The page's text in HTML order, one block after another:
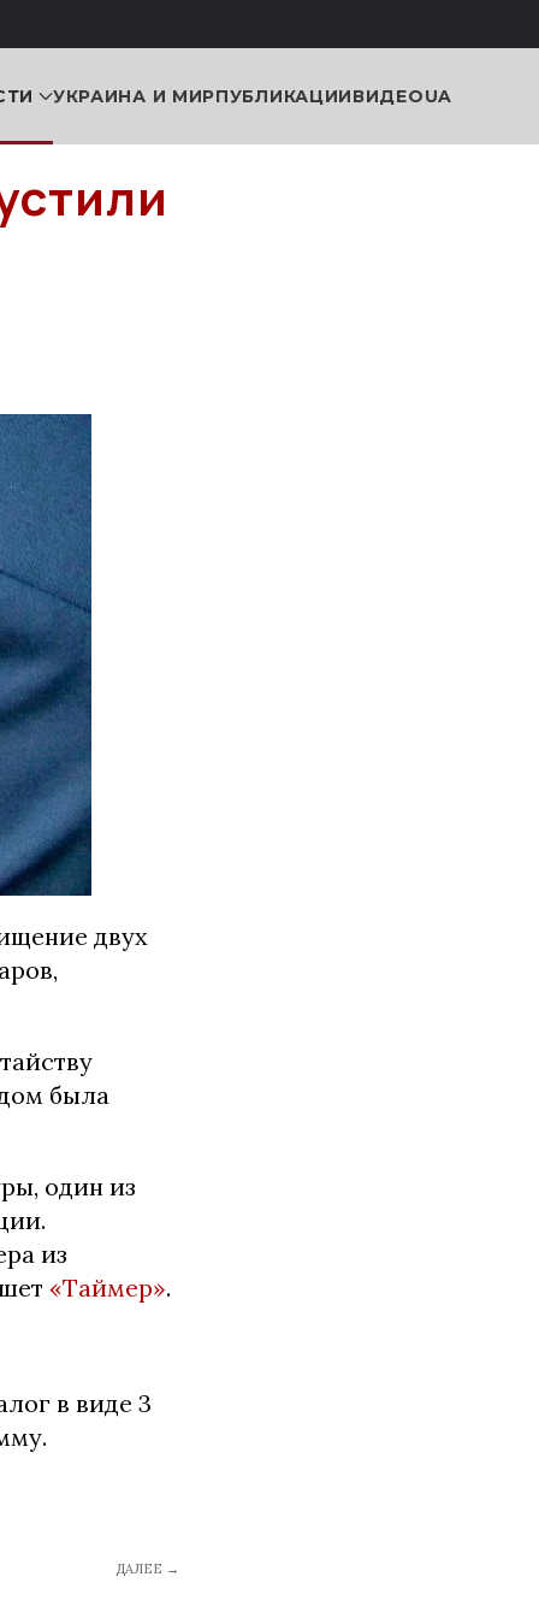
УКРАИНА И МИРПУБЛИКАЦИИВИДЕОUA
двух
была
один из
из
«Таймер».
в виде 3
ДАЛЕЕ →